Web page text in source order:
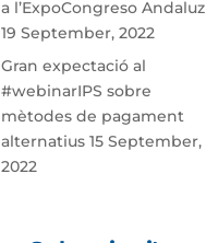
a l’ExpoCongreso Andaluz
19 September, 2022
Gran expectació al
#webinarIPS sobre
mètodes de pagament
alternatius 15 September,
2022